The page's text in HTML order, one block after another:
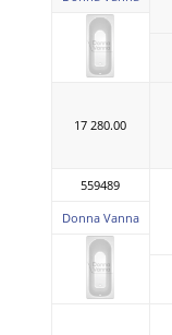
17 280.00
559489
Donna Vanna